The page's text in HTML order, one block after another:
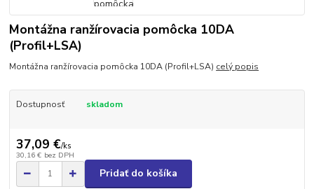
Montážna ranžírovacia pomôcka 10DA
(Profil+LSA)
Montážna ranžírovacia pomôcka 10DA (Profil+LSA) celý popis
Dostupnosť skladom
37,09 €/ks
30,16 € bez DPH
Pridať do košíka